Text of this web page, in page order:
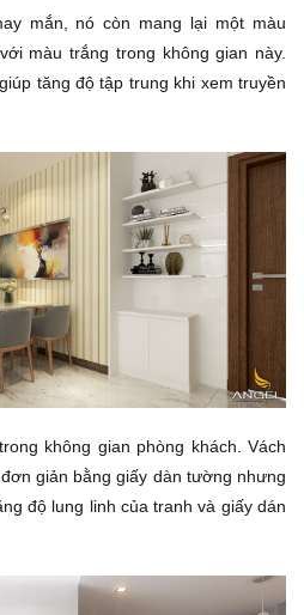
mắn, nó còn mang lại một màu
màu trắng trong không gian này.
tăng độ tập trung khi xem truyền
không gian phòng khách. Vách
giản bằng giấy dàn tường nhưng
độ lung linh của tranh và giấy dán